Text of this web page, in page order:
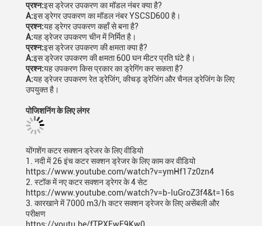
प्रश्न:इस ड्रेजर उपकरण का मॉडल नंबर क्या है?
A:इस ड्रेगर उपकरण का मॉडल नंबर YSCSD600 है।
प्रश्न:यह ड्रेगर उपकरण कहाँ से बना है?
A:यह ड्रेजर उपकरण चीन में निर्मित है।
प्रश्न:इस ड्रेजर उपकरण की क्षमता क्या है?
A:इस ड्रेजर उपकरण की क्षमता 600 घन मीटर प्रति घंटे है।
प्रश्न:यह उपकरण किस प्रकार का ड्रेगिंग कर सकता है?
A:यह ड्रेजर उपकरण रेत ड्रेजिंग, कीचड़ ड्रेजिंग और चैनल ड्रेजिंग के लिए
उपयुक्त है।
पोजिशनिंग के लिए लंगर
योंगशेंग कटर सक्शन ड्रेजर के लिए वीडियो
1. नदी में 26 इंच कटर सक्शन ड्रेजर के लिए काम कर वीडियो
https://www.youtube.com/watch?v=ymHf17z0zn4
2. स्टॉक में नए कटर सक्शन ड्रेगर के 4 सेट
https://www.youtube.com/watch?v=b-IuGroZ3f4&t=16s
3. कारखाने में 7000 m3/h कटर सक्शन ड्रेजर के लिए असेंबली और
परीक्षण